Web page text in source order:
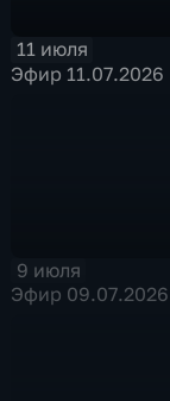
11 июля
Эфир 11.07.2026
9 июля
Эфир 09.07.2026